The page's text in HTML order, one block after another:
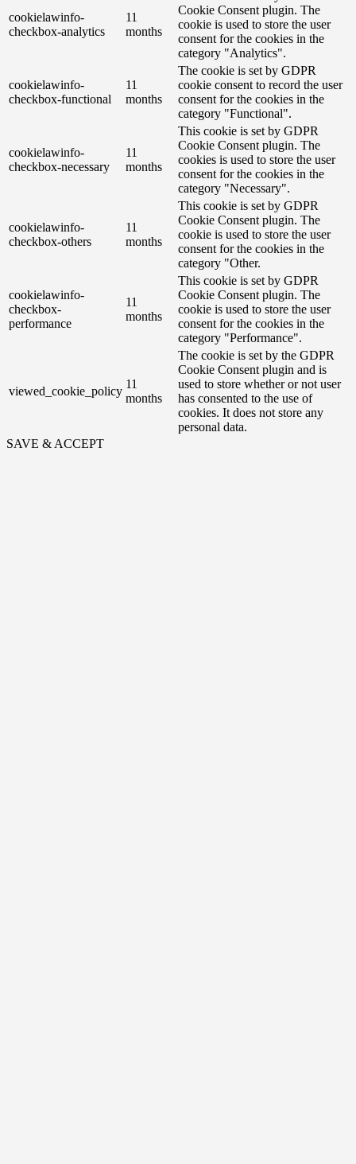
cookielawinfo-
checkbox-analytics
11
months
Cookie Consent plugin. The
cookie is used to store the user
consent for the cookies in the
category "Analytics".
cookielawinfo-
checkbox-functional
11
months
The cookie is set by GDPR
cookie consent to record the user
consent for the cookies in the
category "Functional".
cookielawinfo-
checkbox-necessary
11
months
This cookie is set by GDPR
Cookie Consent plugin. The
cookies is used to store the user
consent for the cookies in the
category "Necessary".
cookielawinfo-
checkbox-others
11
months
This cookie is set by GDPR
Cookie Consent plugin. The
cookie is used to store the user
consent for the cookies in the
category "Other.
cookielawinfo-
checkbox-
performance
11
months
This cookie is set by GDPR
Cookie Consent plugin. The
cookie is used to store the user
consent for the cookies in the
category "Performance".
viewed_cookie_policy
11
months
The cookie is set by the GDPR
Cookie Consent plugin and is
used to store whether or not user
has consented to the use of
cookies. It does not store any
personal data.
SAVE & ACCEPT